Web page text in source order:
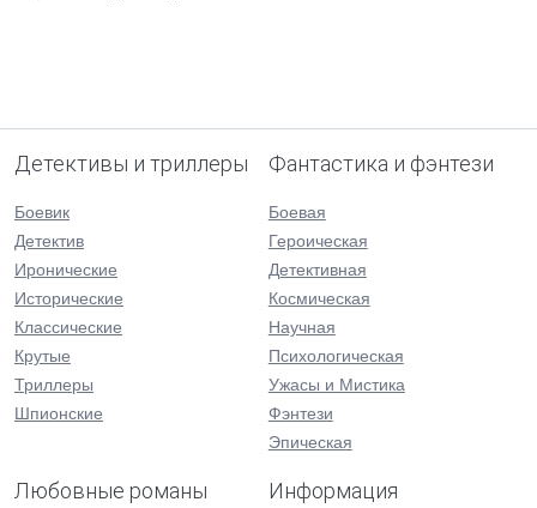
Детективы и триллеры
Боевик
Детектив
Иронические
Исторические
Классические
Крутые
Триллеры
Шпионские
Фантастика и фэнтези
Боевая
Героическая
Детективная
Космическая
Научная
Психологическая
Ужасы и Мистика
Фэнтези
Эпическая
Любовные романы Информация